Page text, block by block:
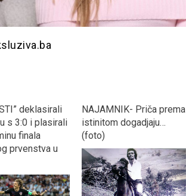
deklasirali
s 3:0 i plasirali
finala
prvenstva u
NAJAMNIK- Priča prema
istinitom dogadjaju…
(foto)